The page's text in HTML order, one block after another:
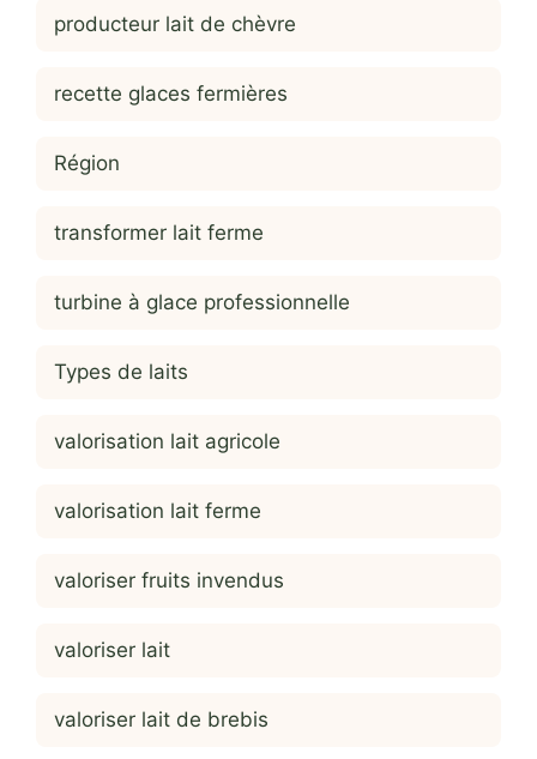
producteur lait de chèvre
recette glaces fermières
Région
transformer lait ferme
turbine à glace professionnelle
Types de laits
valorisation lait agricole
valorisation lait ferme
valoriser fruits invendus
valoriser lait
valoriser lait de brebis